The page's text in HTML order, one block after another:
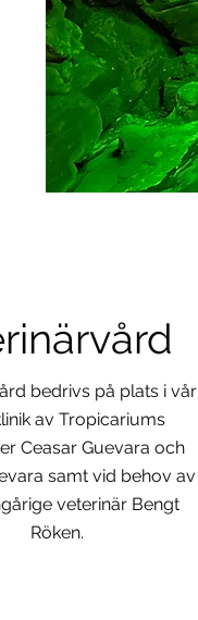
bedrivs på plats i vår
av Tropicariums
Ceasar Guevara och
samt vid behov av
veterinär Bengt
Röken.